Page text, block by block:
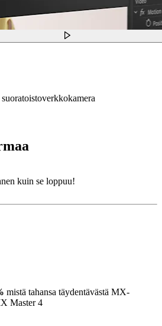
kuin se loppuu!
mistä tahansa täydentävästä MX-
Master 4